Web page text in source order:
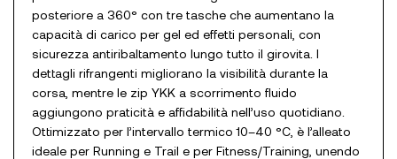
posteriore a 360° con tre tasche che aumentano la
capacità di carico per gel ed effetti personali, con
sicurezza antiribaltamento lungo tutto il girovita. I
dettagli rifrangenti migliorano la visibilità durante la
corsa, mentre le zip YKK a scorrimento fluido
aggiungono praticità e affidabilità nell’uso quotidiano.
Ottimizzato per l’intervallo termico 10–40 °C, è l’alleato
ideale per Running e Trail e per Fitness/Training, unendo